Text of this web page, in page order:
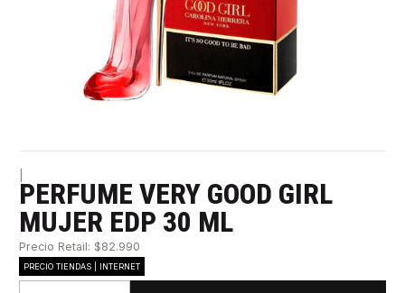
PERFUME VERY GOOD GIRL
MUJER EDP 30 ML
Precio Retail: $82.990
PRECIO TIENDAS | INTERNET